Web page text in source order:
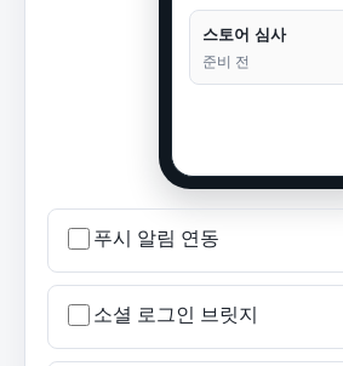
스토어 심사
준비 전
푸시 알림 연동
소셜 로그인 브릿지